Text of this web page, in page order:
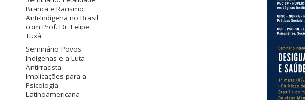
Branca e Racismo
Anti-Indígena no Brasil
com Prof. Dr. Felipe
Tuxá
Seminário Povos
Indígenas e a Luta
Antirracista –
Implicações para a
Psicologia
Latinoamericana